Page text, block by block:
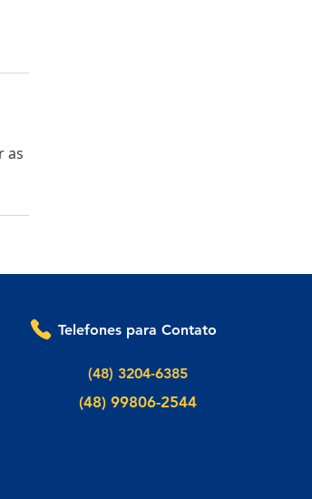
as
Telefones para Contato
(48) 3204-6385
(48) 99806-2544